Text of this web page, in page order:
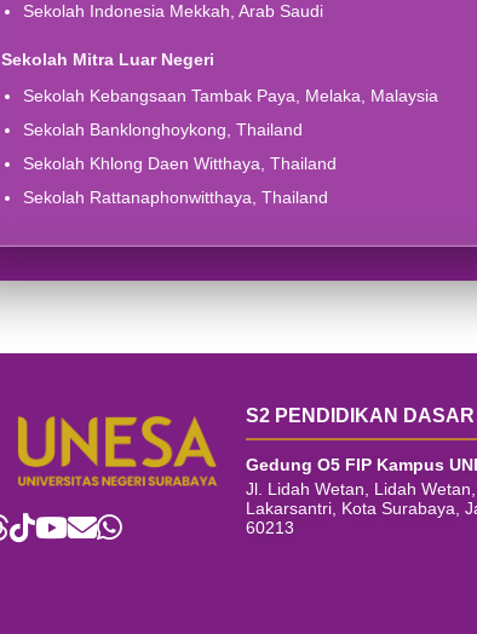
Sekolah Indonesia Mekkah, Arab Saudi
Sekolah Mitra Luar Negeri
Sekolah Kebangsaan Tambak Paya, Melaka, Malaysia
Sekolah Banklonghoykong, Thailand
Sekolah Khlong Daen Witthaya, Thailand
Sekolah Rattanaphonwitthaya, Thailand
S2 PENDIDIKAN DASAR
Gedung O5 FIP Kampus
Jl. Lidah Wetan, Lidah Wetan,
Lakarsantri, Kota Surabaya,
60213